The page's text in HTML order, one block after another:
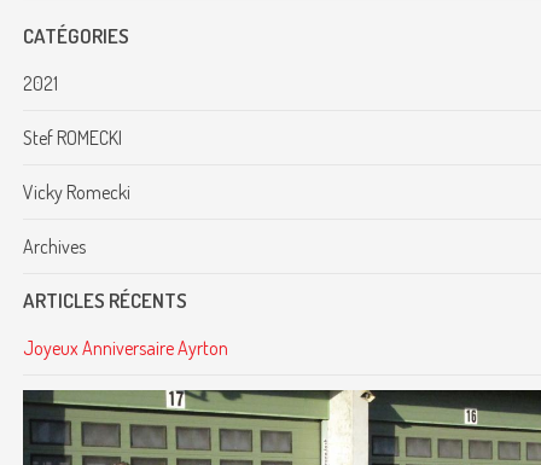
CATÉGORIES
2021
Stef ROMECKI
Vicky Romecki
Archives
ARTICLES RÉCENTS
Joyeux Anniversaire Ayrton